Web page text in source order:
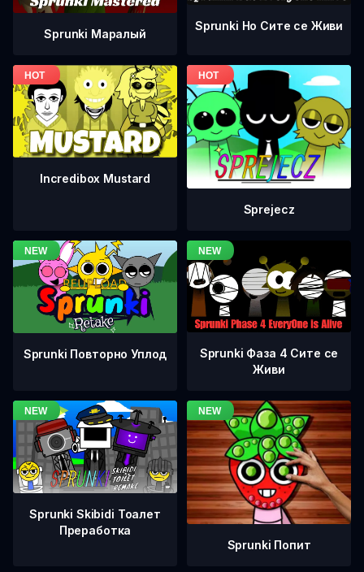
Sprunki Маралый
Sprunki Но Сите се Живи
Incredibox Mustard
Sprejecz
Sprunki Повторно Уплод
Sprunki Фаза 4 Сите се
Живи
Sprunki Skibidi Тоалет
Преработка
Sprunki Попит